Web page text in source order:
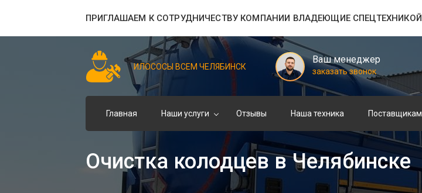
ПРИГЛАШАЕМ К СОТРУДНИЧЕСТВУ КОМПАНИИ ВЛАДЕЮЩИЕ СПЕЦТЕХНИКОЙ
ИЛОСОСЫ ВСЕМ ЧЕЛЯБИНСК
Ваш менеджер
заказать звонок
Главная Наши услуги Отзывы Наша техника Поставщикам
Очистка колодцев в Челябинске